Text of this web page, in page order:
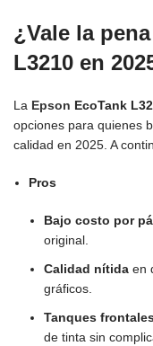
¿Vale la
L3210 en
La Epson EcoTank
opciones para quienes
calidad en 2025. A
Pros
Bajo costo por
original.
Calidad nítida en
gráficos.
Tanques
de tinta sin